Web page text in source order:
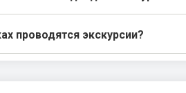
проводятся экскурсии?